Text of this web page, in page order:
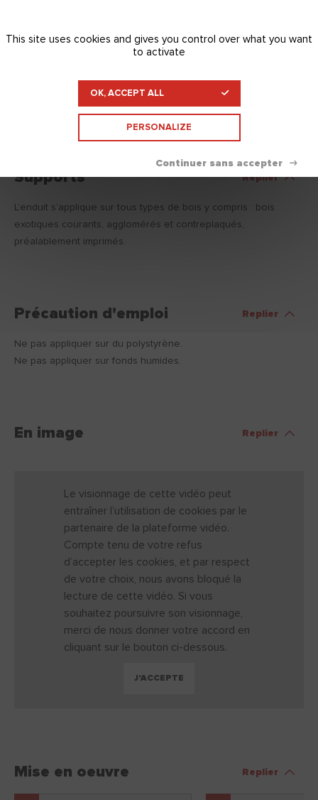
Supports Replier
L’enduit s’applique sur tous types de bois y compris : bois
exotiques courants, agglomérés et contreplaqués,
préalablement imprimés.
Précaution d'emploi Replier
Ne pas appliquer sur du polystyrène.
Ne pas appliquer sur fonds humides.
En image Replier
Le visionnage de cette vidéo peut
entraîner l’utilisation de cookies par le
partenaire de la plateforme vidéo.
Compte tenu de votre refus
d’accepter les cookies, et par respect
de votre choix, nous avons bloqué la
lecture de cette vidéo. Si vous
souhaitez poursuivre son visionnage,
merci de nous donner votre accord en
cliquant sur le bouton ci-dessous.
J'ACCEPTE
Mise en oeuvre Replier
This site uses cookies and gives you control over what you want
to activate
OK, ACCEPT ALL
PERSONALIZE